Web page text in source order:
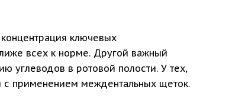
ключевых
всех к норме. Другой важный
углеводов в ротовой полости. У тех,
с применением междентальных щеток.